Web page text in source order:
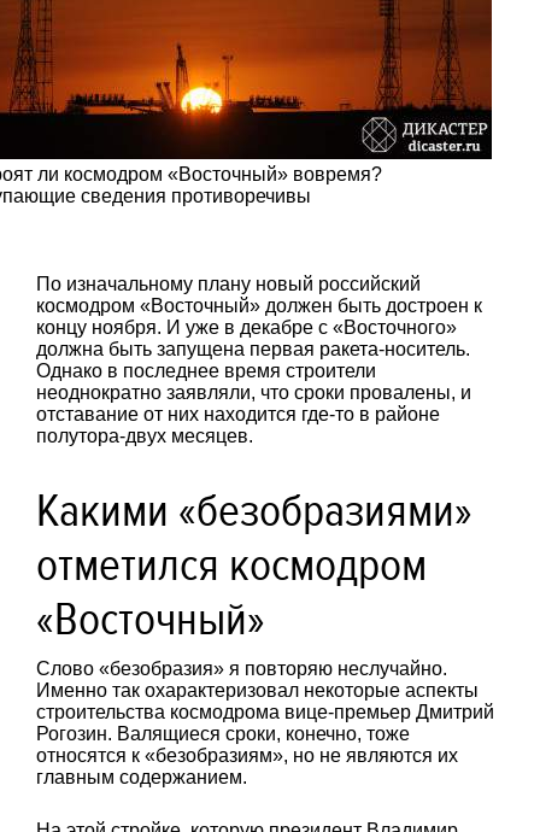
ли космодром «Восточный» вовремя?
сведения противоречивы
По изначальному плану новый российский
космодром «Восточный» должен быть достроен к
концу ноября. И уже в декабре с «Восточного»
должна быть запущена первая ракета-носитель.
Однако в последнее время строители
неоднократно заявляли, что сроки провалены, и
отставание от них находится где-то в районе
полутора-двух месяцев.
Какими «безобразиями»
отметился космодром
«Восточный»
Слово «безобразия» я повторяю неслучайно.
Именно так охарактеризовал некоторые аспекты
строительства космодрома вице-премьер Дмитрий
Рогозин. Валящиеся сроки, конечно, тоже
относятся к «безобразиям», но не являются их
главным содержанием.